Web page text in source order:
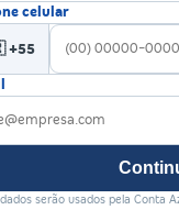
celular
serão usados pela Conta